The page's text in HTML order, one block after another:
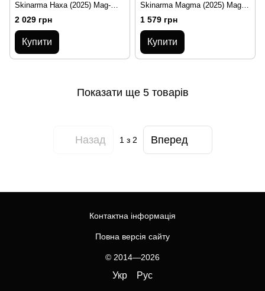
Skinarma Haxa (2025) Mag-
Charge + Grip-Stand Blue
2 029 грн
Купити
Skinarma Magma (2025) Mag-
Charge Blue
1 579 грн
Купити
Показати ще 5 товарів
Назад 1з 2 Вперед
Контактна інформація
Повна версія сайту
© 2014—2026
Укр Рус